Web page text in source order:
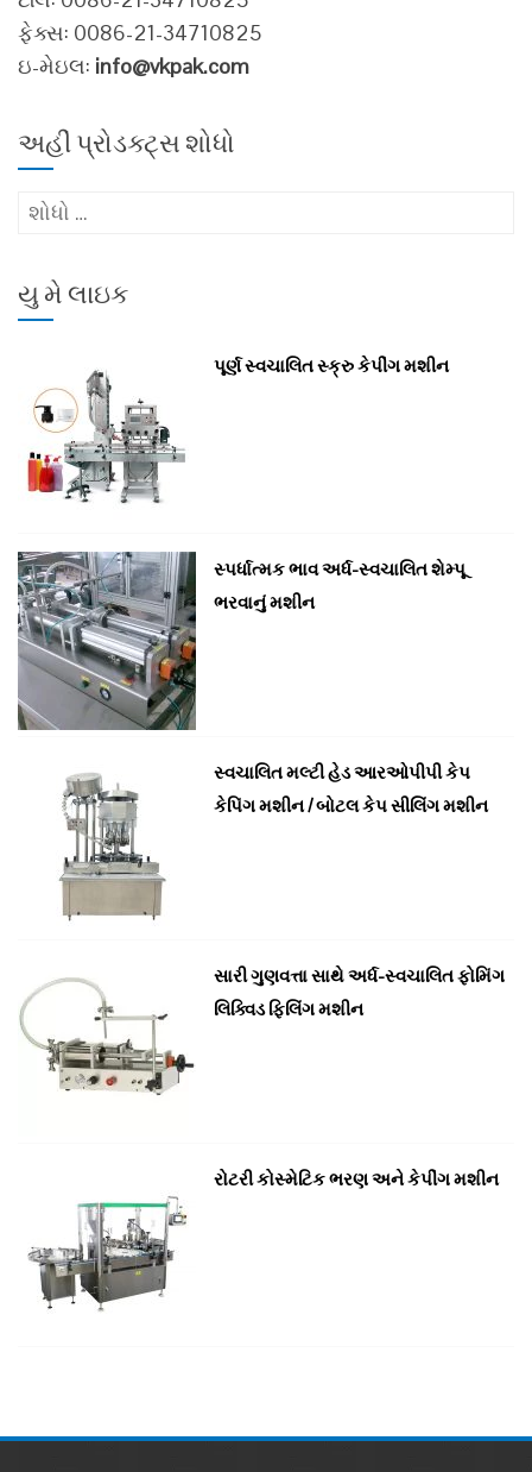
ફેક્સ: 0086-21-34710825
ઇ-મેઇલ: info@vkpak.com
અહીં પ્રોડક્ટ્સ શોધો
માટે
યુ મે લાઇક
પૂર્ણ સ્વચાલિત સ્ક્રુ કેપીંગ મશીન
સ્પર્ધાત્મક ભાવ અર્ધ-સ્વચાલિત શેમ્પૂ
ભરવાનું મશીન
સ્વચાલિત મલ્ટી હેડ આરઓપીપી કેપ
કેપિંગ મશીન / બોટલ કેપ સીલિંગ મશીન
સારી ગુણવત્તા સાથે અર્ધ-સ્વચાલિત ફોમિંગ
લિક્વિડ ફિલિંગ મશીન
રોટરી કોસ્મેટિક ભરણ અને કેપીંગ મશીન